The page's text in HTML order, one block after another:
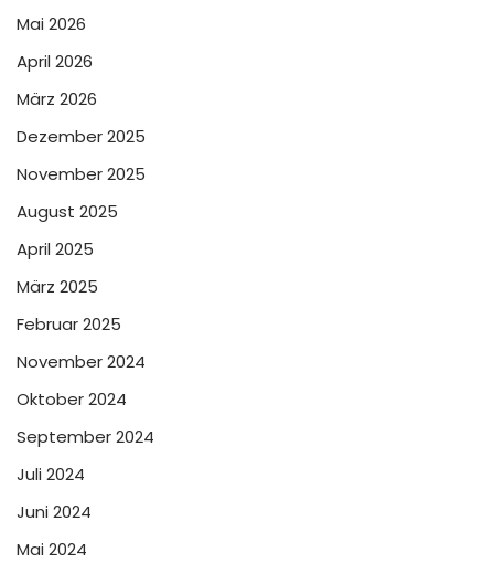
Mai 2026
April 2026
März 2026
Dezember 2025
November 2025
August 2025
April 2025
März 2025
Februar 2025
November 2024
Oktober 2024
September 2024
Juli 2024
Juni 2024
Mai 2024